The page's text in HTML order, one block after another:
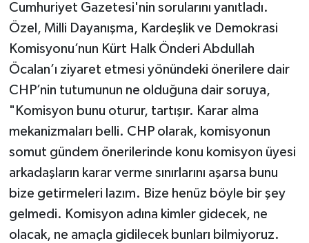
Cumhuriyet Gazetesi'nin sorularını yanıtladı.
Özel, Milli Dayanışma, Kardeşlik ve Demokrasi
Komisyonu’nun Kürt Halk Önderi Abdullah
Öcalan’ı ziyaret etmesi yönündeki önerilere dair
CHP’nin tutumunun ne olduğuna dair soruya,
"Komisyon bunu oturur, tartışır. Karar alma
mekanizmaları belli. CHP olarak, komisyonun
somut gündem önerilerinde konu komisyon üyesi
arkadaşların karar verme sınırlarını aşarsa bunu
bize getirmeleri lazım. Bize henüz böyle bir şey
gelmedi. Komisyon adına kimler gidecek, ne
olacak, ne amaçla gidilecek bunları bilmiyoruz.